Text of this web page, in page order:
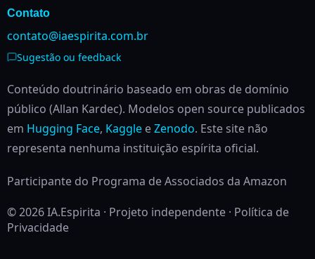
Contato
contato@iaespirita.com.br
Sugestão ou feedback
Conteúdo doutrinário baseado em obras de domínio
público (Allan Kardec). Modelos open source publicados
em Hugging Face, Kaggle eZenodo. Este site não
representa nenhuma instituição espírita oficial.
Participante do Programa de Associados da Amazon
© 2026 IA.Espirita · Projeto independente · Política de
Privacidade